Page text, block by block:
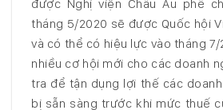
được Nghị viện Châu Âu phê
tháng 5/2020 sẽ được Quốc hội
và có thể có hiệu lực vào tháng
nhiều cơ hội mới cho các doanh
tra để tận dụng lợi thế các
bị sẵn sàng trước khi mức thuế